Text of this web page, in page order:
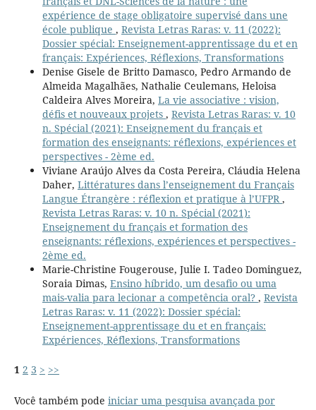
expérience de stage obligatoire supervisé dans une
école publique , Revista Letras Raras: v. 11 (2022):
Dossier spécial: Enseignement-apprentissage du et en
français: Expériences, Réflexions, Transformations
Denise Gisele de Britto Damasco, Pedro Armando de
Almeida Magalhães, Nathalie Ceulemans, Heloisa
Caldeira Alves Moreira, La vie associative : vision,
défis et nouveaux projets , Revista Letras Raras: v. 10
n. Spécial (2021): Enseignement du français et
formation des enseignants: réflexions, expériences et
perspectives - 2ème ed.
Viviane Araújo Alves da Costa Pereira, Cláudia Helena
Daher, Littératures dans l’enseignement du Français
Langue Étrangère : réflexion et pratique à l’UFPR,
Revista Letras Raras: v. 10 n. Spécial (2021):
Enseignement du français et formation des
enseignants: réflexions, expériences et perspectives -
2ème ed.
Marie-Christine Fougerouse, Julie I. Tadeo Dominguez,
Soraia Dimas, Ensino híbrido, um desafio ou uma
mais-valia para lecionar a competência oral? , Revista
Letras Raras: v. 11 (2022): Dossier spécial:
Enseignement-apprentissage du et en français:
Expériences, Réflexions, Transformations
1 2 3 > >>
Você também pode iniciar uma pesquisa avançada por